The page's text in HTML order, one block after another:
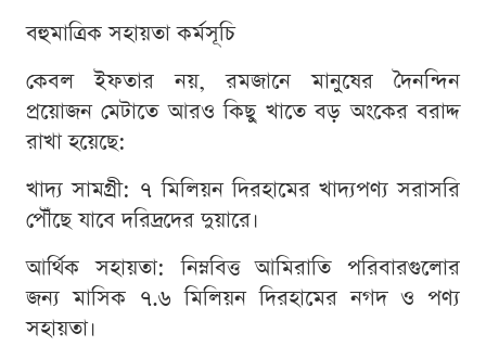
বহুমাত্রিক সহায়তা কর্মসূচি
কেবল ইফতার নয়, রমজানে মানুষের দৈনন্দিন
প্রয়োজন মেটাতে আরও কিছু খাতে বড় অংকের বরাদ্দ
রাখা হয়েছে:
খাদ্য সামগ্রী: ৭ মিলিয়ন দিরহামের খাদ্যপণ্য সরাসরি
পৌঁছে যাবে দরিদ্রদের দুয়ারে।
আর্থিক সহায়তা: নিম্নবিত্ত আমিরাতি পরিবারগুলোর
জন্য মাসিক ৭.৬ মিলিয়ন দিরহামের নগদ ও পণ্য
সহায়তা।